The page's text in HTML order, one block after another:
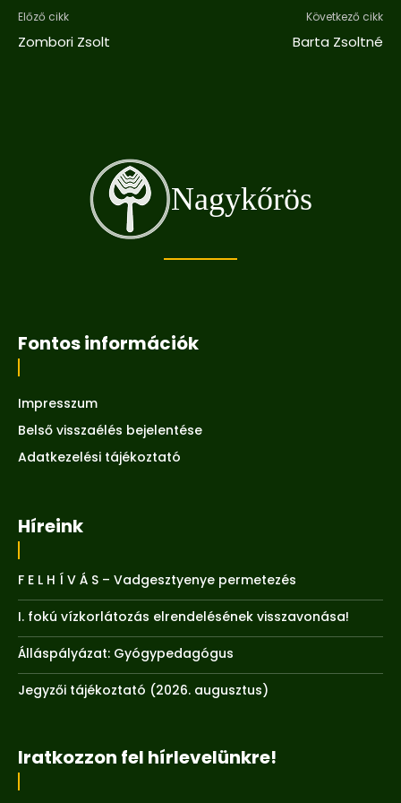
Előző cikk
Zombori Zsolt
Következő cikk
Barta Zsoltné
Nagykőrös
Fontos információk
Impresszum
Belső visszaélés bejelentése
Adatkezelési tájékoztató
Híreink
F E L H Í V Á S – Vadgesztyenye permetezés
I. fokú vízkorlátozás elrendelésének visszavonása!
Álláspályázat: Gyógypedagógus
Jegyzői tájékoztató (2026. augusztus)
Iratkozzon fel hírlevelünkre!